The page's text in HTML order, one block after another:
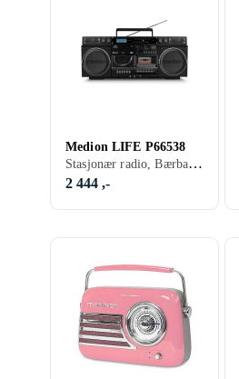
Medion LIFE P66538
Stasjonær radio, Bærbar radio, FM, DAB+, Batteri, Nettstrøm, Display, Retro Radio, Hodetelefonutgang, USB, Analog 3,5mm-inngang
2 444 ,-